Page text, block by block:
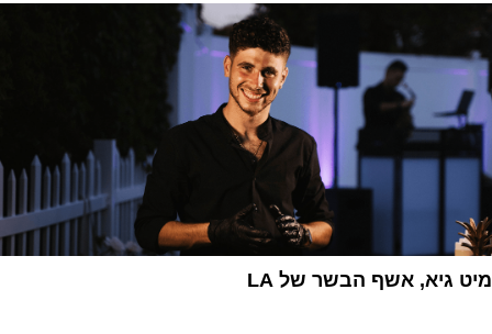
מיט גיא, אשף הבשר של LA